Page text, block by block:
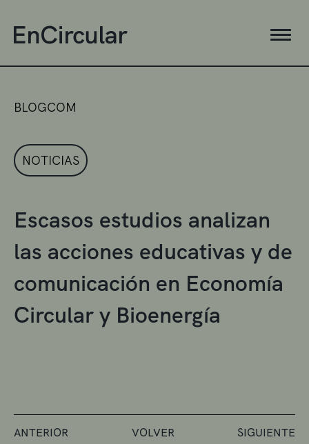
BLOGCOM
NOTICIAS
Escasos estudios analizan
las acciones educativas y de
comunicación en Economía
Circular y Bioenergía
ANTERIOR VOLVER SIGUIENTE